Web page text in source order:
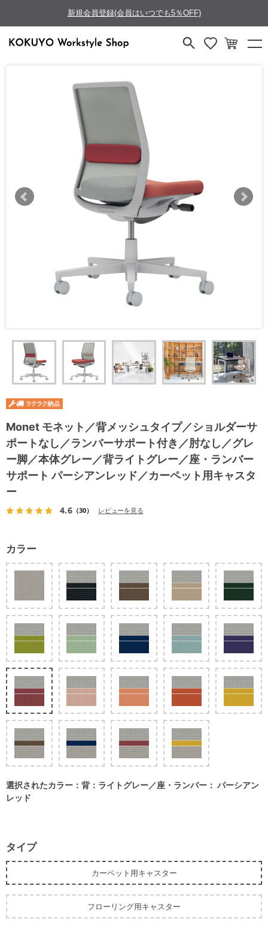
新規会員登録(会員はいつでも5％OFF)
Monet モネット／背メッシュタイプ／ショルダーサ
ポートなし／ランバーサポート付き／肘なし／グレ
ー脚／本体グレー／背ライトグレー／座・ランバー
サポート パーシアンレッド／カーペット用キャスタ
ー
4.6（30） レビューを見る
カラー
選択されたカラー：背：ライトグレー／座・ランバー： パーシアン
レッド
タイプ
カーペット用キャスター
フローリング用キャスター